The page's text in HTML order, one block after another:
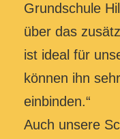
Grundschule
über das
ist ideal für
können ihn
einbinden.“
Auch unsere